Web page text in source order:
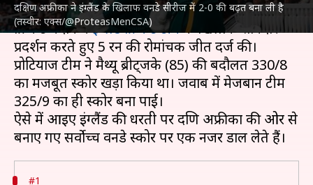
दक्षिण अफ्रीका ने इंग्लैंड के खिलाफ वनडे सीरीज में 2-0 की बढ़त बना ली है
(तस्वीर: एक्स/@ProteasMenCSA)
दक्षिण अफ्रीका क्रिकेट टीमने गुरुवार (4 सितंबर) को लॉर्ड्स
क्रिकेट मैदान मेंइंग्लैंड क्रिकेट टीमके खिलाफ शानदार
प्रदर्शन करते हुए 5 रन की रोमांचक जीत दर्ज की।
प्रोटियाज टीम ने मैथ्यू ब्रीट्जके (85) की बदौलत 330/8
का मजबूत स्कोर खड़ा किया था। जवाब में मेजबान टीम
325/9 का ही स्कोर बना पाई।
ऐसे में आइए इंग्लैंड की धरती पर दक्षिण अफ्रीका की ओर से
#1